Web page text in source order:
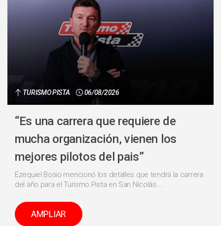
TURISMO PISTA 06/08/2026
“Es una carrera que requiere de
mucha organización, vienen los
mejores pilotos del pais”
Ezequiel Bosio mencionó los detalles que tendrá la carrera
del año para el Turismo Pista en San Nicolás....
AMPLIAR